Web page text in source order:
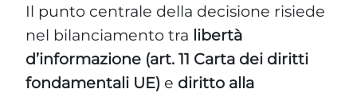
Il punto centrale della decisione risiede
nel bilanciamento tra libertà
d’informazione (art. 11 Carta dei diritti
fondamentali UE) e diritto alla